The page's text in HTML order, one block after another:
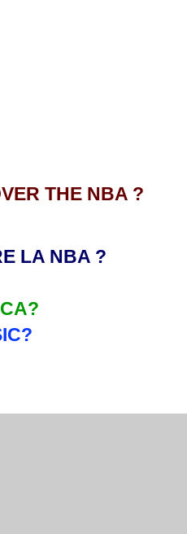
THE NBA ?
LA NBA ?